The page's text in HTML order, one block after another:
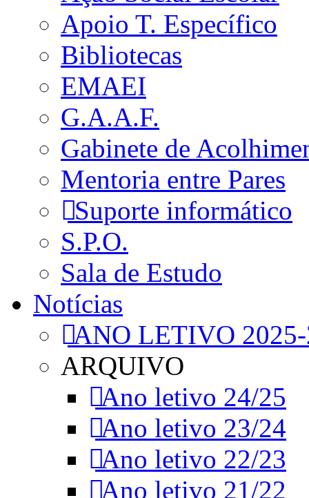
Apoio T. Específico
Bibliotecas
EMAEI
G.A.A.F.
Gabinete de
Mentoria entre Pares
Suporte informático
S.P.O.
Sala de Estudo
Notícias
ANO LETIVO
ARQUIVO
Ano letivo 24/25
Ano letivo 23/24
Ano letivo 22/23
Ano letivo 21/22